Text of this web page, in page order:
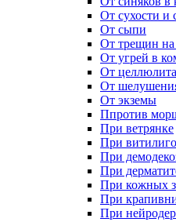
От сухости и
От сыпи
От трещин на
От угрей в
От целлюлита
От
От экземы
Ппротив
При ветрянке
При витилиго
При
При
При кожных
При
При